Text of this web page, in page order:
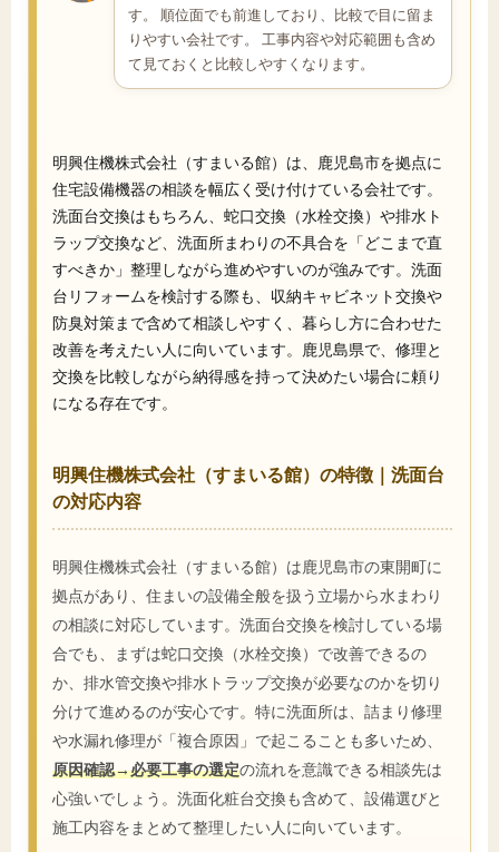
す。 順位面でも前進しており、比較で目に留ま
りやすい会社です。 工事内容や対応範囲も含め
て見ておくと比較しやすくなります。
明興住機株式会社（すまいる館）は、鹿児島市を拠点に
住宅設備機器の相談を幅広く受け付けている会社です。
洗面台交換はもちろん、蛇口交換（水栓交換）や排水ト
ラップ交換など、洗面所まわりの不具合を「どこまで直
すべきか」整理しながら進めやすいのが強みです。洗面
台リフォームを検討する際も、収納キャビネット交換や
防臭対策まで含めて相談しやすく、暮らし方に合わせた
改善を考えたい人に向いています。鹿児島県で、修理と
交換を比較しながら納得感を持って決めたい場合に頼り
になる存在です。
明興住機株式会社（すまいる館）の特徴｜洗面台
の対応内容
明興住機株式会社（すまいる館）は鹿児島市の東開町に
拠点があり、住まいの設備全般を扱う立場から水まわり
の相談に対応しています。洗面台交換を検討している場
合でも、まずは蛇口交換（水栓交換）で改善できるの
か、排水管交換や排水トラップ交換が必要なのかを切り
分けて進めるのが安心です。特に洗面所は、詰まり修理
や水漏れ修理が「複合原因」で起こることも多いため、
原因確認→必要工事の選定の流れを意識できる相談先は
心強いでしょう。洗面化粧台交換も含めて、設備選びと
施工内容をまとめて整理したい人に向いています。